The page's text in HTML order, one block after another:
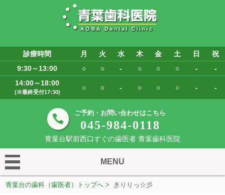
診療時間 月 火 水 木 金 土 日
祝
9:30～13:00
○ ○ - ○ ○ ○ -
-
14:00～18:00
(※最終受付17:30)
○ ○ - ○ ○ ○ - -
ご予約・お問い合わせはこちら
045-984-0118
青葉台駅前西口すぐの歯医者 青葉歯科医院
MENU
青葉台の歯科（歯医者）トップへ > きりりっ☆彡